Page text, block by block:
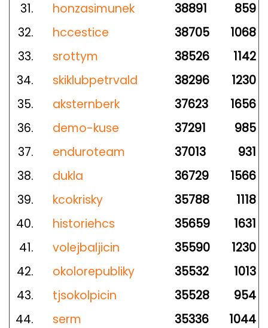
31. honzasimunek 38891
859
32.
hccestice 38705
1068
33.
srottym 38526
1142
34.
skiklubpetrvald 38296
1230
35.
aksternberk 37623
1656
36.
demo-kuse 37291
985
37.
enduroteam 37013
931
38.
dukla 36729
1566
39.
kcokrisky 35788
1118
40.
historiehcs 35659
1631
41.
volejbaljicin 35590
1230
42.
okolorepubliky 35532
1013
43.
tjsokolpicin 35528
954
44.
serm 35336
1044